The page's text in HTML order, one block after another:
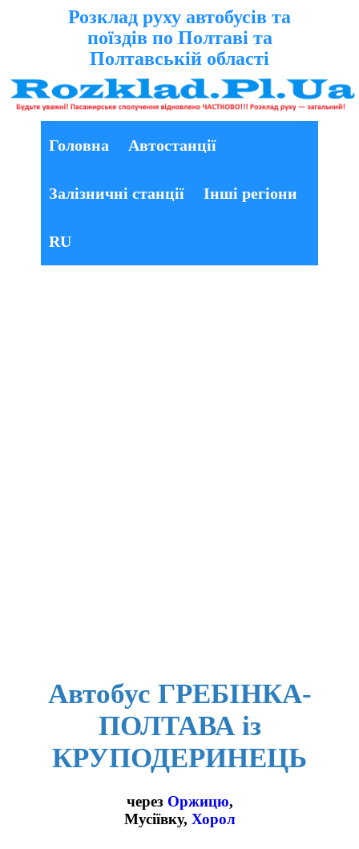
Розклад руху автобусів та
поїздів по Полтаві та
Полтавській області
Головна Автостанції
Залізничні станції Інші регіони
RU
Автобус ГРЕБІНКА-
ПОЛТАВА із
КРУПОДЕРИНЕЦЬ
через Оржицю,
Мусіївку, Хорол